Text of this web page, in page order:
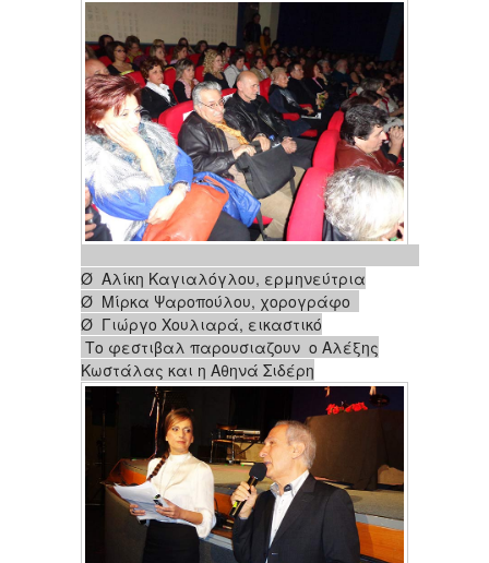
Ø Αλίκη Καγιαλόγλου, ερμηνεύτρια
Ø Μίρκα Ψαροπούλου, χορογράφο
Ø Γιώργο Χουλιαρά, εικαστικό
Το φεστιβαλ παρουσιαζουν ο Αλέξης
Κωστάλας και η Αθηνά Σιδέρη